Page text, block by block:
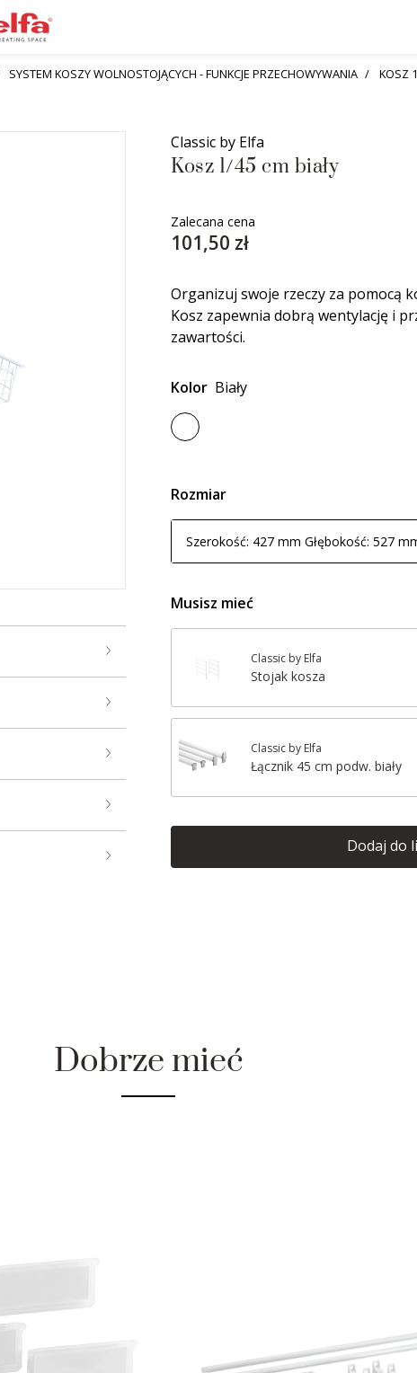
SYSTEM KOSZY WOLNOSTOJĄCYCH - FUNKCJE PRZECHOWYWANIA KOSZ
Classic by Elfa
Kosz 1/45 cm biały
Zalecana cena
101,50 zł
Organizuj swoje rzeczy za pomocą
Kosz zapewnia dobrą wentylację i
zawartości.
Kolor Biały
Rozmiar
Szerokość: 427 mm Głębokość: 527
Musisz mieć
Classic by Elfa
Stojak kosza
Classic by Elfa
Łącznik 45 cm podw. biały
Dodaj do
Dobrze mieć